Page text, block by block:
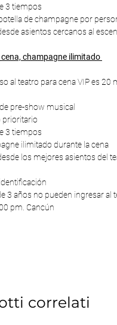
3 tiempos
de champagne por
asientos cercanos al
cena, champagne ilimitado
al teatro para cena VIP es
pre-show musical
prioritario
3 tiempos
ilimitado durante la cena
los mejores asientos del
3 años no pueden ingresar al
pm. Cancún
correlati